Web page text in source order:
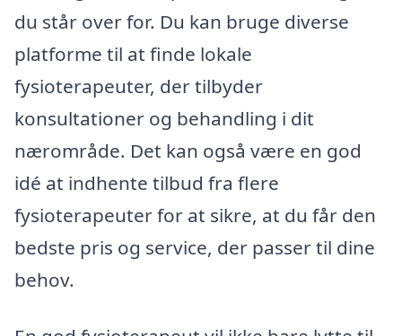
du står over for. Du kan bruge diverse
platforme til at finde lokale
fysioterapeuter, der tilbyder
konsultationer og behandling i dit
nærområde. Det kan også være en god
idé at indhente tilbud fra flere
fysioterapeuter for at sikre, at du får den
bedste pris og service, der passer til dine
behov.